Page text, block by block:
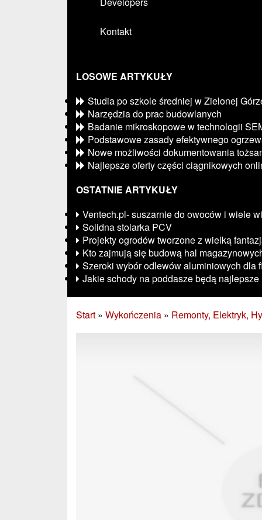
Kontakt
LOSOWE ARTYKUŁY
Studia po szkole średniej w Zielonej
Narzędzia do prac budowlanych
Badanie mikroskopowe w technologii
Podstawowe zasady efektywnego
Nowe możliwości dokumentowania
Najlepsze oferty części ciągnikowych
OSTATNIE ARTYKUŁY
Ventech.pl- suszarnie do owoców i wiele
Solidna stolarka PCV
Projekty ogrodów tworzone z wielką
Kto zajmują się budową hal
Szeroki wybór odlewów aluminiowych dla
Jakie schody na poddasze będą najlepsze
Start » Wykończenia » Remonty, Elektryk,